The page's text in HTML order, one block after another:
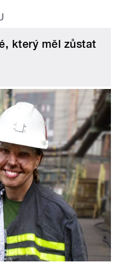
který měl zůstat